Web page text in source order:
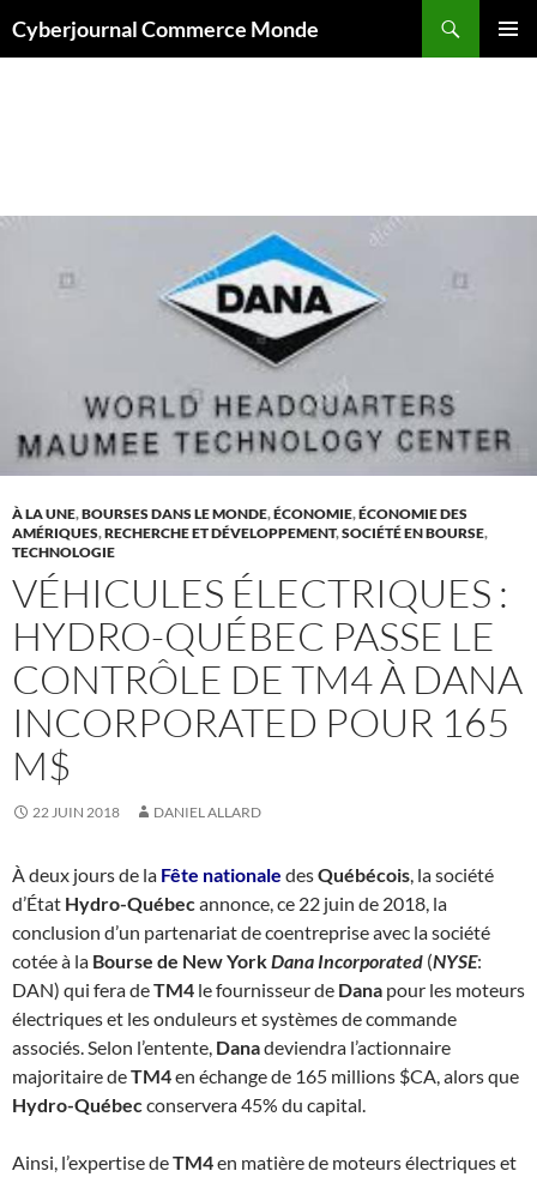
auCyberjournal Commerce Monde
À LA UNE,BOURSES DANS LE MONDE,ÉCONOMIE,ÉCONOMIE DES
AMÉRIQUES,RECHERCHE ET DÉVELOPPEMENT,SOCIÉTÉ EN BOURSE,
TECHNOLOGIE
VÉHICULES ÉLECTRIQUES :
HYDRO-QUÉBEC PASSE LE
CONTRÔLE DE TM4 À DANA
INCORPORATED POUR 165
M$
22 JUIN 2018 DANIEL ALLARD
À deux jours de la Fête nationale desQuébécois , la société
d’État Hydro-Québec annonce, ce 22 juin de 2018, la
conclusion d’un partenariat de coentreprise avec la société
cotée à la Bourse de New YorkDana Incorporated (NYSE:
DAN) qui fera deTM4 le fournisseur de Dana pour les moteurs
électriques et les onduleurs et systèmes de commande
associés. Selon l’entente, Danadeviendra l’actionnaire
majoritaire deTM4en échange de 165 millions $CA, alors que
Hydro-Québec conservera 45% du capital.
Ainsi, l’expertise deTM4en matière de moteurs électriques et